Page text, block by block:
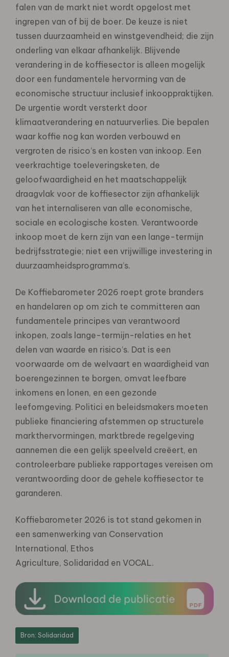
falen van de markt niet wordt opgelost met
ingrepen van of bij de boer. De keuze is niet
tussen duurzaamheid en winstgevendheid; die zijn
onderling van elkaar afhankelijk. Blijvende
verandering in de koffiesector is alleen mogelijk
door een fundamentele hervorming van de
economische structuur inclusief inkooppraktijken.
De urgentie wordt versterkt door
klimaatverandering en natuurverlies. Die bepalen
waar koffie nog kan worden verbouwd en
vergroten de risico’s en kosten van inkoop. Een
veerkrachtige toeleveringsketen, de
geloofwaardigheid en het maatschappelijk
draagvlak voor de koffiesector zijn afhankelijk
van het internaliseren van alle economische,
sociale en ecologische kosten. Verantwoorde
inkoop moet de kern zijn van een lange-termijn
bedrijfsstrategie; niet een vrijwillige investering in
duurzaamheidsprogramma’s.
De Koffiebarometer 2026 roept grote branders
en handelaren op om zich te committeren aan
fundamentele principes van verantwoord
inkopen, zoals lange-termijn-relaties en het
delen van waarde en risico’s. Dat is een
voorwaarde om de welvaart en waardigheid van
boerengezinnen te borgen, omvat leefbare
inkomens en lonen, en een gezonde
leefomgeving. Politici en beleidsmakers moeten
publieke financiering afstemmen op structurele
markthervormingen, marktbrede regelgeving
aannemen die een gelijk speelveld creëert, en
controleerbare publieke rapportages vereisen om
verantwoording door de gehele koffiesector te
garanderen.
Koffiebarometer 2026 is tot stand gekomen in
een samenwerking van Conservation
International, Ethos
Agriculture, Solidaridad en VOCAL.
Bron: Solidaridad